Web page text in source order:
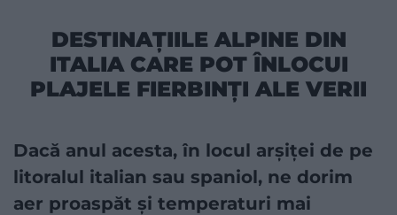
DESTINAȚIILE ALPINE DIN
ITALIA CARE POT ÎNLOCUI
PLAJELE FIERBINȚI ALE VERII
Dacă anul acesta, în locul arșiței de pe
litoralul italian sau spaniol, ne dorim
aer proaspăt și temperaturi mai